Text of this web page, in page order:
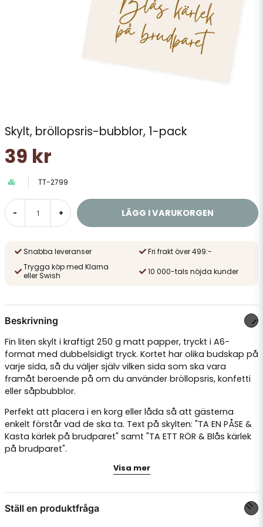
Skylt, bröllopsris-bubblor, 1-pack
39 kr
TT-2799
- + LÄGG I VARUKORGEN
Snabba leveranser
Fri frakt över 499:-
Trygga köp med Klarna
eller Swish
10 000-tals nöjda kunder
Beskrivning
Fin liten skylt i kraftigt 250 g matt papper, tryckt i A6-
format med dubbelsidigt tryck. Kortet har olika budskap på
varje sida, så du väljer själv vilken sida som ska vara
framåt beroende på om du använder bröllopsris, konfetti
eller såpbubblor.
Perfekt att placera i en korg eller låda så att gästerna
enkelt förstår vad de ska ta. Text på skylten: "TA EN PÅSE &
Kasta kärlek på brudparet" samt "TA ETT RÖR & Blås kärlek
på brudparet".
1 skylt i A6-format, 10,5 x 14,8 cm
Dubbelsidigt tryck med två olika budskap
Kraftigt 250 g matt papper
Visa mer
Ställ en produktfråga